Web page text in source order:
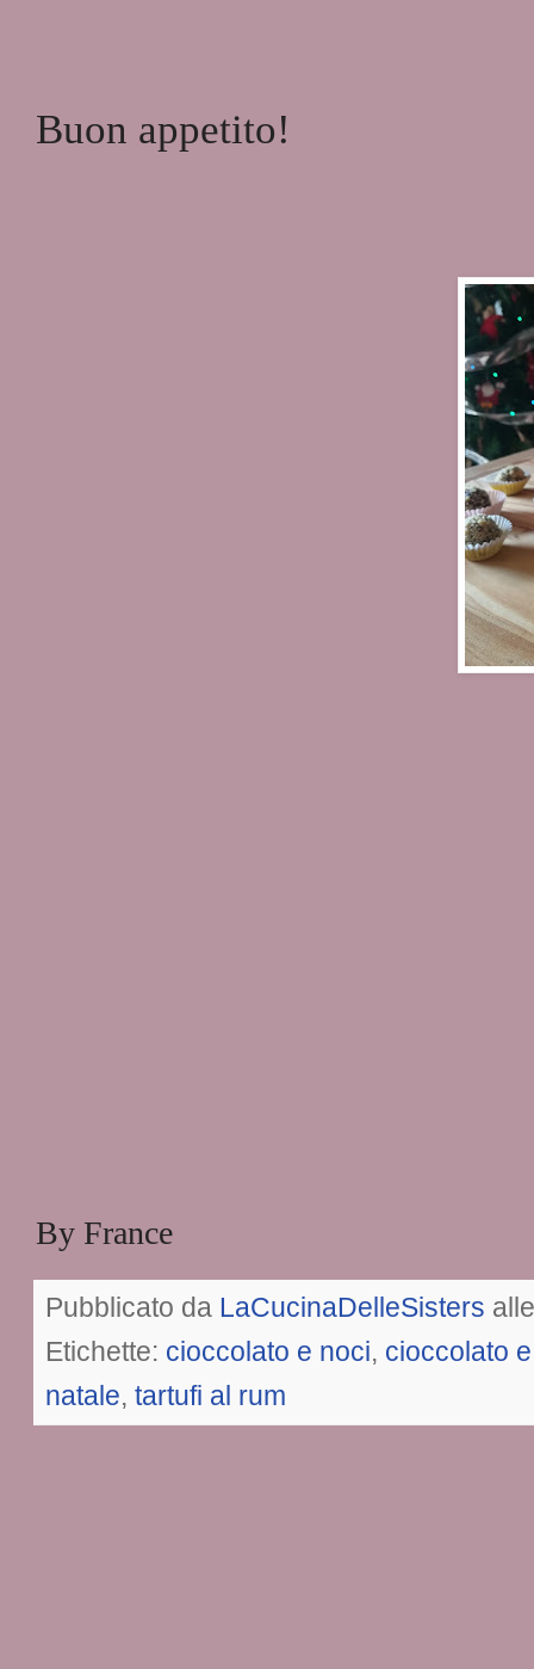
Buon appetito!
By France
Pubblicato da LaCucinaDelleSisters
Etichette: cioccolato e noci, cioccolato
natale, tartufi al rum